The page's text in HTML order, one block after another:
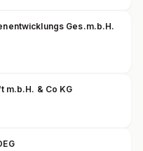
Ges.m.b.H.
m.b.H. & Co KG